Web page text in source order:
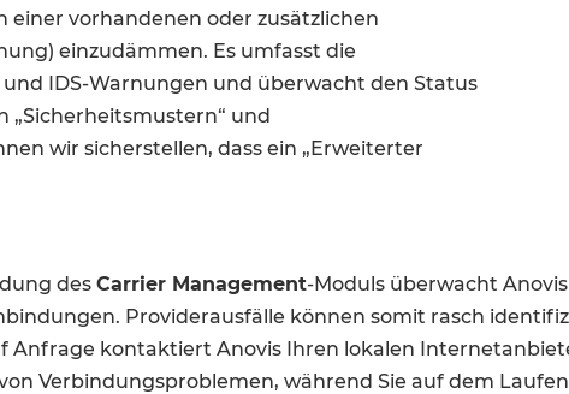
vorhandenen oder zusätzlichen
einzudämmen. Es umfasst die
IDS-Warnungen und überwacht den Status
„Sicherheitsmustern“ und
wir sicherstellen, dass ein „Erweiterter
des Carrier Management-Moduls überwacht
Providerausfälle können somit rasch
Anfrage kontaktiert Anovis Ihren lokalen
Verbindungsproblemen, während Sie auf dem